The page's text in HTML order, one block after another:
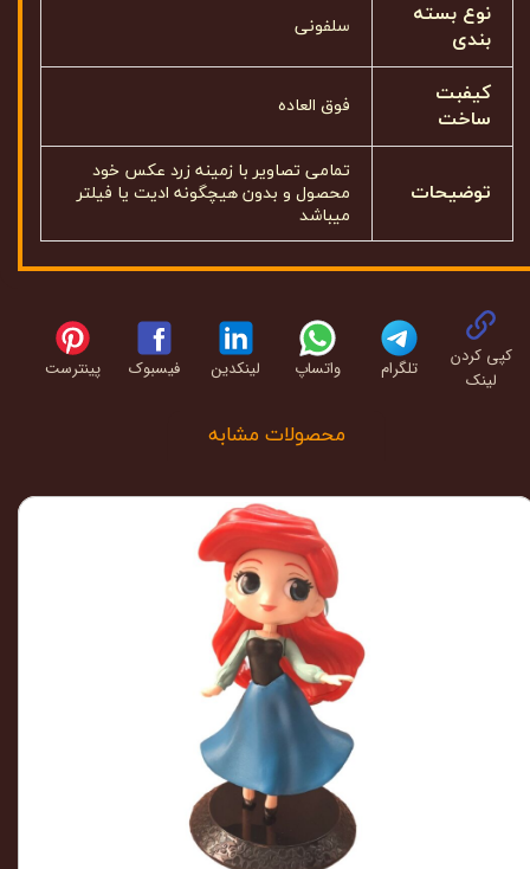
نوع بسته
بندی
سلفونی
کیفبت
ساخت
فوق العاده
توضیحات
تمامی تصاویر با زمینه زرد عکس خود
محصول و بدون هیچگونه ادیت یا فیلتر
میباشد
محصولات مشابه
کپی کردن
لینک
تلگرام واتساپ لینکدین فیسبوک پینترست